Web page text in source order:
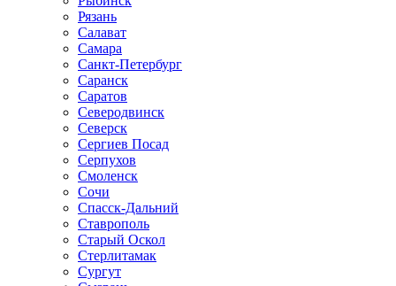
Рязань
Салават
Самара
Санкт-Петербург
Саранск
Саратов
Северодвинск
Северск
Сергиев Посад
Серпухов
Смоленск
Сочи
Спасск-Дальний
Ставрополь
Старый Оскол
Стерлитамак
Сургут